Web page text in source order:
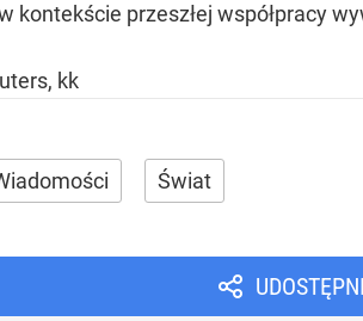
kontekście przeszłej współpracy
kk
Świat